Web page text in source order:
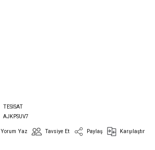
TESİSAT
AJKPSUV7
Yorum Yaz Tavsiye Et Paylaş Karşılaştır